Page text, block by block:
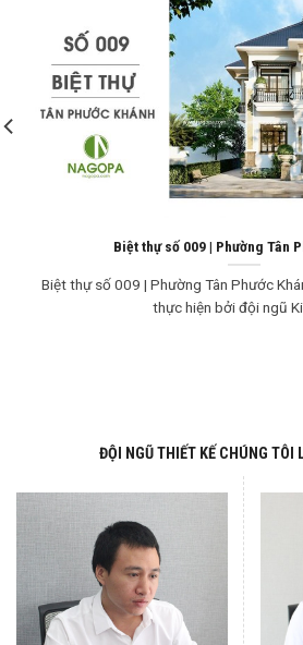
Biệt thự số 009 | Phường Tân
Biệt thự số 009 | Phường Tân Phước
thực hiện bởi đội ngũ
ĐỘI NGŨ THIẾT KẾ CHÚNG TÔI